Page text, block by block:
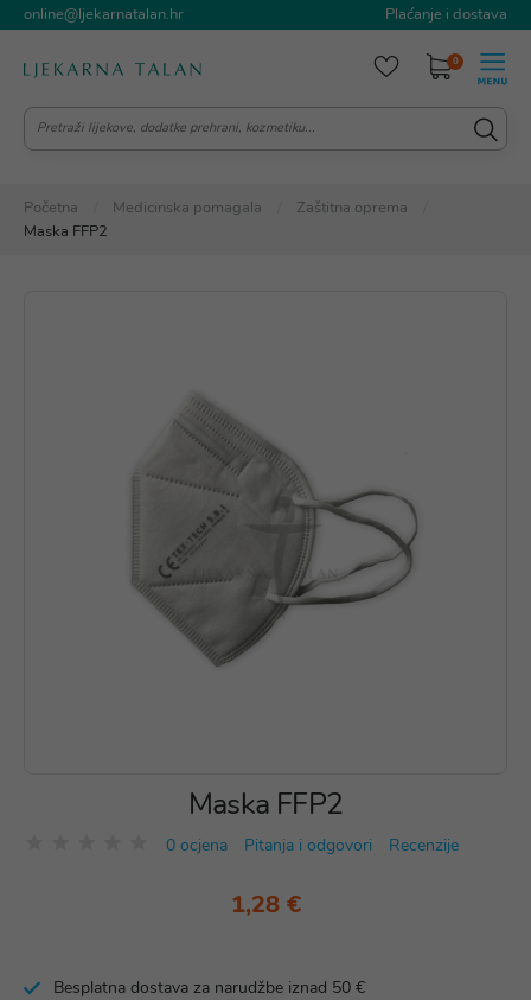
online@ljekarnatalan.hr Plaćanje i dostava
0
Početna Medicinska pomagala
Zaštitna oprema
Maska FFP2
Maska FFP2
0 ocjena Pitanja i odgovori Recenzije
1,28 €
Besplatna dostava za narudžbe iznad 50 €